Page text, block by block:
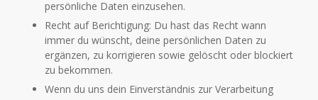
persönliche Daten einzusehen.
Recht auf Berichtigung: Du hast das Recht wann
immer du wünscht, deine persönlichen Daten zu
ergänzen, zu korrigieren sowie gelöscht oder blockiert
zu bekommen.
Wenn du uns dein Einverständnis zur Verarbeitung